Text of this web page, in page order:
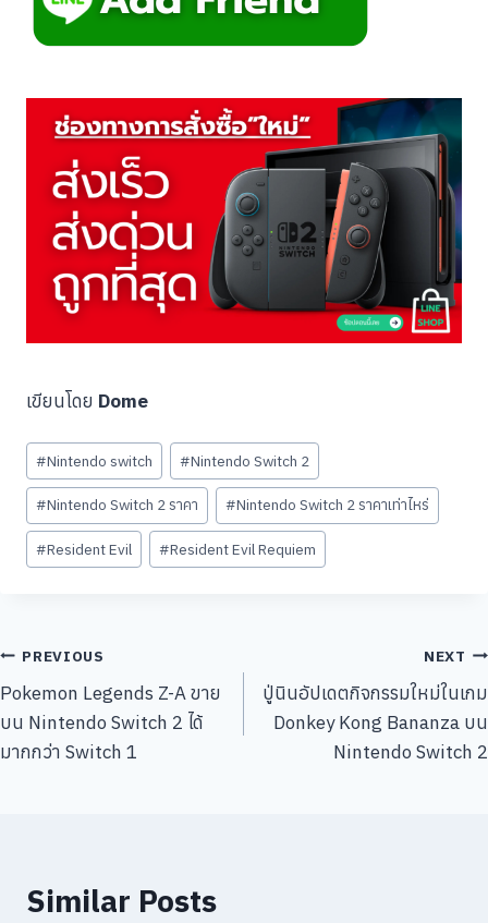
เขียนโดย Dome
Post
Tags:
#Nintendo switch #Nintendo Switch 2
#Nintendo Switch 2 ราคา #Nintendo Switch 2 ราคาเท่าไหร่
#Resident Evil #Resident Evil Requiem
แนะแนว
เรื่อง
PREVIOUS
Pokemon Legends Z-A ขาย
บน Nintendo Switch 2 ได้
มากกว่า Switch 1
NEXT
ปู่นินอัปเดตกิจกรรมใหม่ในเกม
Donkey Kong Bananza บน
Nintendo Switch 2
Similar Posts